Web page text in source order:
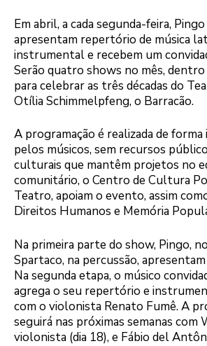
Em abril, a cada segunda-feira,
apresentam repertório de música
instrumental e recebem um
Serão quatro shows no mês, dentro
para celebrar as três décadas do
Otília Schimmelpfeng, o Barracão.
A programação é realizada de
pelos músicos, sem recursos
culturais que mantêm projetos no
comunitário, o Centro de Cultura
Teatro, apoiam o evento, assim
Direitos Humanos e Memória
Na primeira parte do show, Pingo,
Spartaco, na percussão,
Na segunda etapa, o músico
agrega o seu repertório e
com o violonista Renato Fumê. A
seguirá nas próximas semanas com
violonista (dia 18), e Fábio del